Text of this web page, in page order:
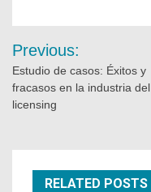
Previous:
Estudio de casos: Éxitos y
fracasos en la industria del
licensing
RELATED POSTS